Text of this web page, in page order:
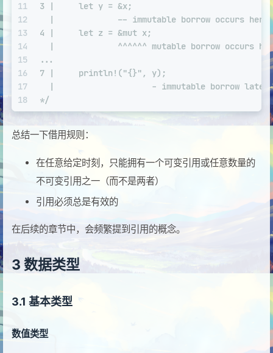
11
12
13
14
15
16
17
18
3 |     let y = &x;
  |             -- immutable borrow occurs here
4 |     let z = &mut x;
|             ^^^^^^ mutable borrow occurs
...
7 |     println!("{}", y);
|                    - immutable borrow later
*/
总结一下借用规则：
在任意给定时刻，只能拥有一个可变引用或任意数量的
不可变引用之一（而不是两者）
引用必须总是有效的
在后续的章节中，会频繁提到引用的概念。
3 数据类型
3.1 基本类型
数值类型